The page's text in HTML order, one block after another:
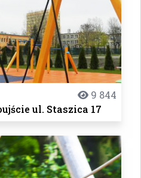
9 844
ul. Staszica 17